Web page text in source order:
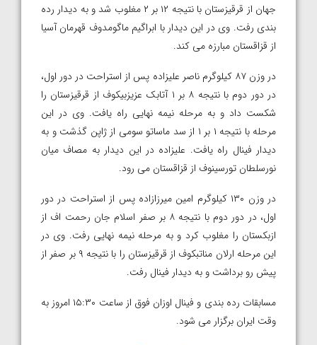
جهان از قرقیزستان با نتیجه ۱۲ بر ۲ مغلوب شد و به دیدار رده
بندی رفت. وی در این دیدار با ابراگیم ماگومدوف قهرمان آسیا
از قزاقستان مبارزه می کند.
در وزن ۸۷ کیلوگرم ناصر علیزاده پس از استراحت در دور اول،
در دور دوم با نتیجه ۸ بر ۱ آتابک عزیزبیکوف از قرقیزستان را
شکست داد و به مرحله نیمه نهایی راه یافت. وی در این
مرحله با نتیجه ۱ بر ۱ از سد ماساتو سومی از ژاپن گذشت و به
دیدار فینال راه یافت. علیزاده در این دیدار به مصاف میان
نورسلطان تورسینوف از قزاقستان می رود.
در وزن ۱۳۰ کیلوگرم امین میرزازاده پس از استراحت در دور
اول، در دور دوم با نتیجه ۸ بر صفر اسلام جان رحمت اف از
ازبکستان را مغلوب کرد و به مرحله نیمه نهایی رفت. وی در
این مرحله ارلان مناتبکوف از قرقیزستان را با نتیجه ۹ بر صفر از
پیش رو برداشت و به دیدار فینال رفت.
مسابقات رده بندی و فینال اوزان فوق از ساعت ۱۵:۳۰ امروز به
وقت ایران برگزار می شود.